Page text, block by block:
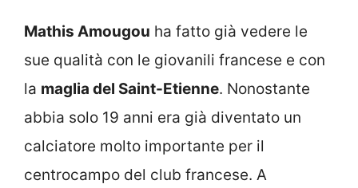
Mathis Amougou ha fatto già vedere le
sue qualità con le giovanili francese e con
la maglia del Saint-Etienne. Nonostante
abbia solo 19 anni era già diventato un
calciatore molto importante per il
centrocampo del club francese. A